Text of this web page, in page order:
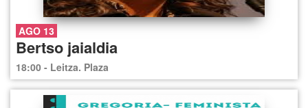
AGO 13
Bertso jaialdia
18:00 - Leitza. Plaza